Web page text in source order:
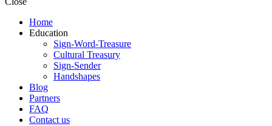
Home
Education
Sign-Word-Treasure
Cultural Treasury
Sign-Sender
Handshapes
Blog
Partners
FAQ
Contact us